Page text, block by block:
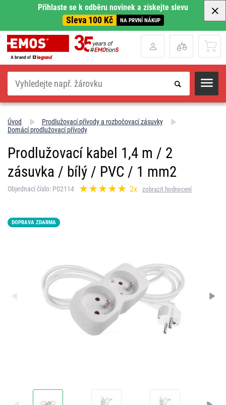
Přihlaste se k odběru novinek a získejte slevu
Sleva 100 Kč NA PRVNÍ NÁKUP
Hledat
Úvod
Prodlužovací přívody a rozbočovací zásuvky
Domácí prodlužovací přívody
Prodlužovací kabel 1,4 m / 2
zásuvka / bílý / PVC / 1 mm2
Objednací číslo: P02114 2x zobrazit hodnocení
DOPRAVA ZDARMA